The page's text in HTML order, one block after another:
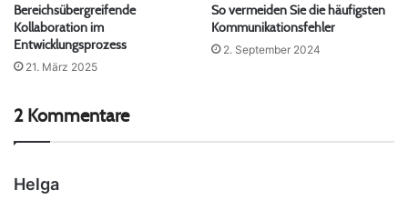
Bereichsübergreifende
Kollaboration im
Entwicklungsprozess
21. März 2025
So vermeiden Sie die häufigsten
Kommunikationsfehler
2. September 2024
2 Kommentare
Helga